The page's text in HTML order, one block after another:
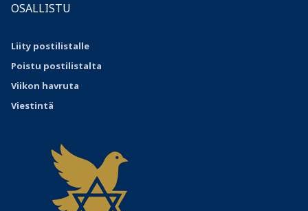
OSALLISTU
Liity postilistalle
Poistu postilistalta
Viikon havruta
Viestintä